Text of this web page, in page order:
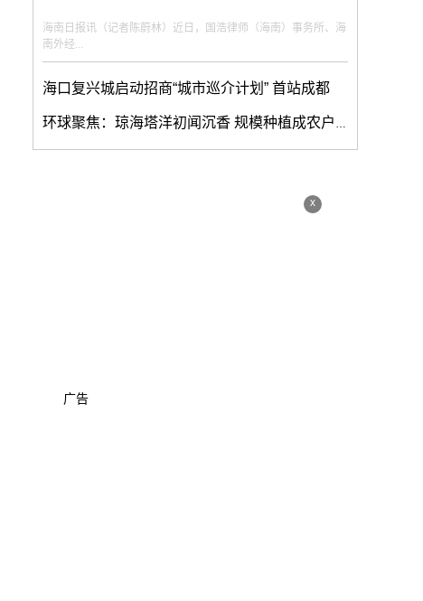
海南日报讯（记者陈蔚林）近日，国浩律师（海南）事务所、海
南外经...
海口复兴城启动招商“城市巡介计划” 首站成都
环球聚焦：琼海塔洋初闻沉香 规模种植成农户增收创收“致富树”
x
广告